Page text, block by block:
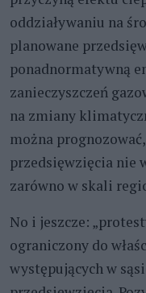
oddziaływaniu na
planowane
ponadnormatywną
zanieczyszczeń
na zmiany
można
przedsięwzięcia nie
zarówno w skali
No i jeszcze:
ograniczony do
występujących w